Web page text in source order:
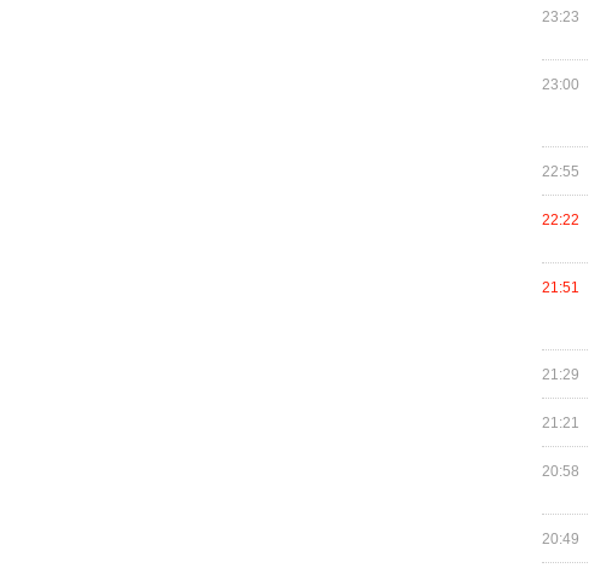
23:23
23:00
22:55
22:22
21:51
21:29
21:21
20:58
20:49